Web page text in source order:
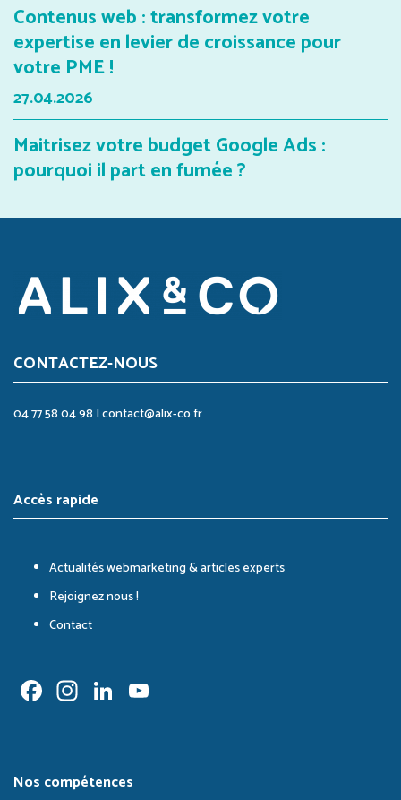
Contenus web : transformez votre
expertise en levier de croissance pour
votre PME !
27.04.2026
Maitrisez votre budget Google Ads :
pourquoi il part en fumée ?
CONTACTEZ-NOUS
04 77 58 04 98 |contact@alix-co.fr
Accès rapide
Actualités webmarketing & articles experts
Rejoignez nous !
Contact
Facebook
Instagram
LinkedIn
Nos compétences